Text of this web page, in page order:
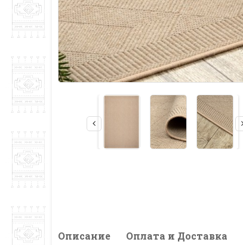
Описание Оплата и Доставка